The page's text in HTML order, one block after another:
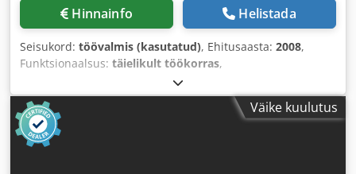
Hinnainfo Helistada
Seisukord: töövalmis (kasutatud), Ehitusaasta: 2008,
Funktsionaalsus: täielikult töökorras,
Väike kuulutus